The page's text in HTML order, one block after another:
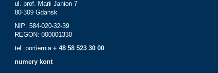
ul. prof. Marii Janion 7
80-309 Gdańsk
NIP: 584-020-32-39
REGON: 000001330
tel. portiernia:+ 48 58 523 30 00
numery kont